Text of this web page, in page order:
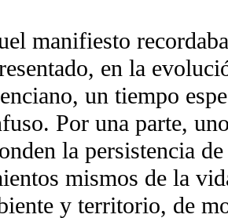
manifiesto
en la
un tiempo
Por una parte,
la persistencia
mismos de la
y territorio, de